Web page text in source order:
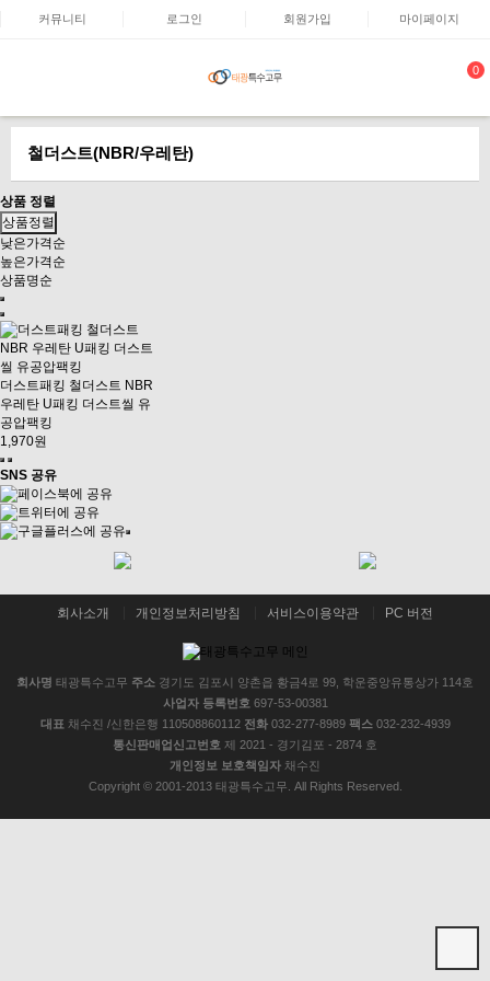
커뮤니티 로그인 회원가입 마이페이지
0
철더스트(NBR/우레탄)
상품 정렬
상품정렬
낮은가격순
높은가격순
상품명순
더스트패킹 철더스트 NBR
우레탄 U패킹 더스트씰 유
공압팩킹
1,970원
SNS 공유
회사소개 개인정보처리방침 서비스이용약관 PC 버전
회사명 태광특수고무 주소 경기도 김포시 양촌읍 황금4로 99, 학운중앙유통상가 114호
사업자 등록번호 697-53-00381
대표 채수진 /신한은행 110508860112 전화032-277-8989 팩스032-232-4939
통신판매업신고번호 제 2021 - 경기김포 - 2874 호
개인정보 보호책임자 채수진
Copyright © 2001-2013 태광특수고무. All Rights Reserved.